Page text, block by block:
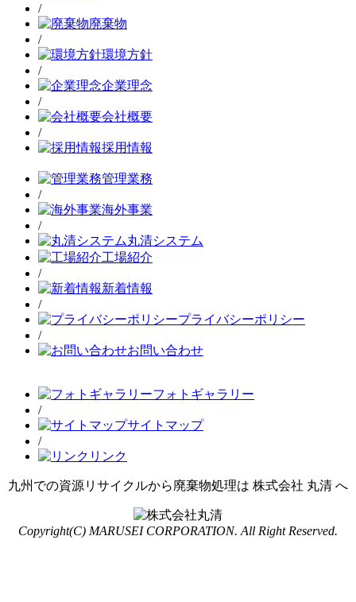
/
廃棄物
/
環境方針
/
企業理念
/
会社概要
/
採用情報
管理業務
/
海外事業
/
丸清システム
工場紹介
/
新着情報
/
プライバシーポリシー
/
お問い合わせ
フォトギャラリー
/
サイトマップ
/
リンク
九州での資源リサイクルから廃棄物処理は 株式会社 丸清 へ
Copyright(C) MARUSEI CORPORATION. All Right Reserved.